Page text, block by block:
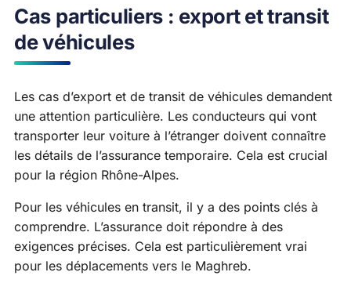
Cas particuliers : export et transit
de véhicules
Les cas d’export et de transit de véhicules demandent
une attention particulière. Les conducteurs qui vont
transporter leur voiture à l’étranger doivent connaître
les détails de l’assurance temporaire. Cela est crucial
pour la région Rhône-Alpes.
Pour les véhicules en transit, il y a des points clés à
comprendre. L’assurance doit répondre à des
exigences précises. Cela est particulièrement vrai
pour les déplacements vers le Maghreb.